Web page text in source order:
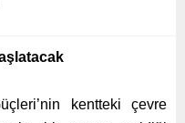
kentteki çevre